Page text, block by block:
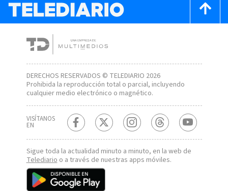
DERECHOS RESERVADOS © TELEDIARIO 2026
Prohibida la reproducción total o parcial, incluyendo
cualquier medio electrónico o magnético.
VISÍTANOS
EN
Sigue toda la actualidad minuto a minuto, en la web de
Telediario o a través de nuestras apps móviles.